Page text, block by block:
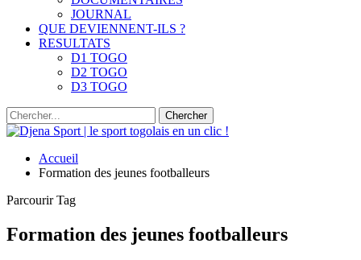
JOURNAL
QUE DEVIENNENT-ILS ?
RESULTATS
D1 TOGO
D2 TOGO
D3 TOGO
Accueil
Formation des jeunes footballeurs
Parcourir Tag
Formation des jeunes footballeurs